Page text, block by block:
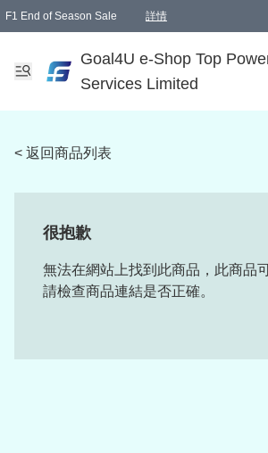
F1 End of Season Sale 詳情
Goal4U e-Shop Top
Services Limited
< 返回商品列表
很抱歉
無法在網站上找到此商品，此商品
請檢查商品連結是否正確。